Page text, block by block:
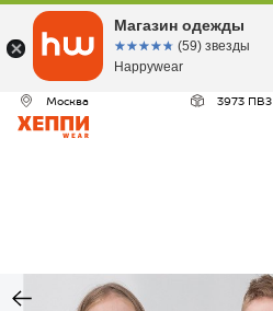
Москва 3973 ПВЗ
Магазин одежды
☆☆☆☆☆
★★★★★ (59) звезды
Happywear